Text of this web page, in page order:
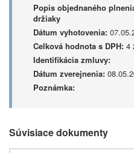
Popis objednaného
držiaky
Dátum vyhotovenia:
Celková hodnota s DPH: 4
Identifikácia zmluvy:
Dátum zverejnenia:
Poznámka:
Súvisiace dokumenty